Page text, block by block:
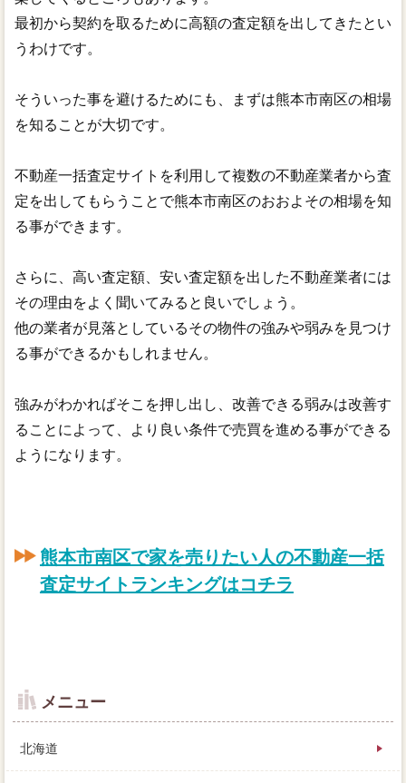
最初から契約を取るために高額の査定額を出してきたとい
うわけです。
そういった事を避けるためにも、まずは熊本市南区の相場
を知ることが大切です。
不動産一括査定サイトを利用して複数の不動産業者から査
定を出してもらうことで熊本市南区のおおよその相場を知
る事ができます。
さらに、高い査定額、安い査定額を出した不動産業者には
その理由をよく聞いてみると良いでしょう。
他の業者が見落としているその物件の強みや弱みを見つけ
る事ができるかもしれません。
強みがわかればそこを押し出し、改善できる弱みは改善す
ることによって、より良い条件で売買を進める事ができる
ようになります。
熊本市南区で家を売りたい人の不動産一括
査定サイトランキングはコチラ
メニュー
北海道